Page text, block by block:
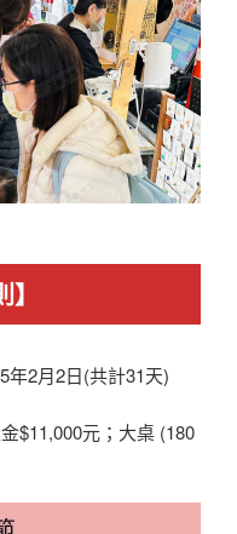
年2月2日(共計31天)
$11,000元；大桌 (180